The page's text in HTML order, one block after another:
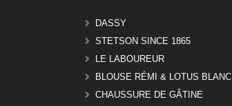
DASSY
STETSON SINCE 1865
LE LABOUREUR
BLOUSE RÉMI & LOTUS BLANC
CHAUSSURE DE GÂTINE